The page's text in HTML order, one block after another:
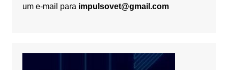
um e-mail para impulsovet@gmail.com